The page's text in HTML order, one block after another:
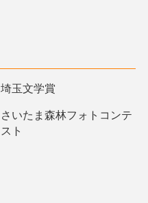
埼玉文学賞
さいたま森林フォトコンテ
スト